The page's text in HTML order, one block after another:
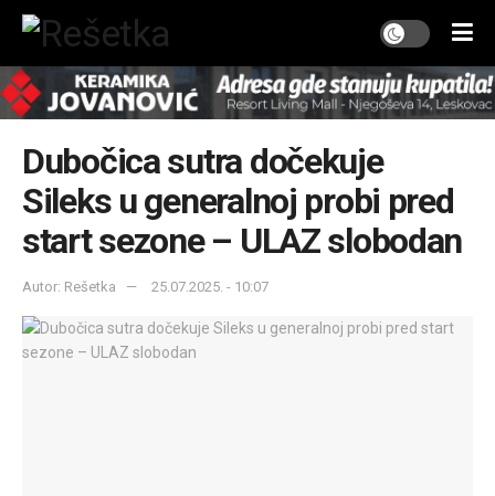
Dubočica sutra dočekuje
Sileks u generalnoj probi pred
start sezone – ULAZ slobodan
Autor: Rešetka 25.07.2025. - 10:07